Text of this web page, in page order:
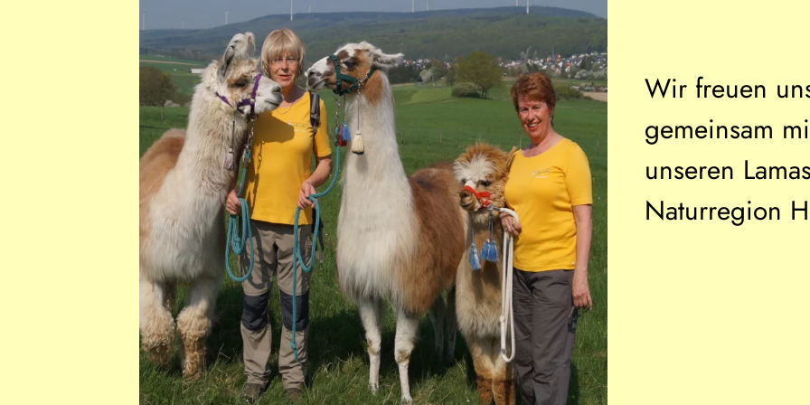
Wir freuen
gemeinsam
unseren
Naturregion